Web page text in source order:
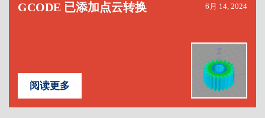
GCODE 已添加点云转换 6月 14, 2024
阅读更多